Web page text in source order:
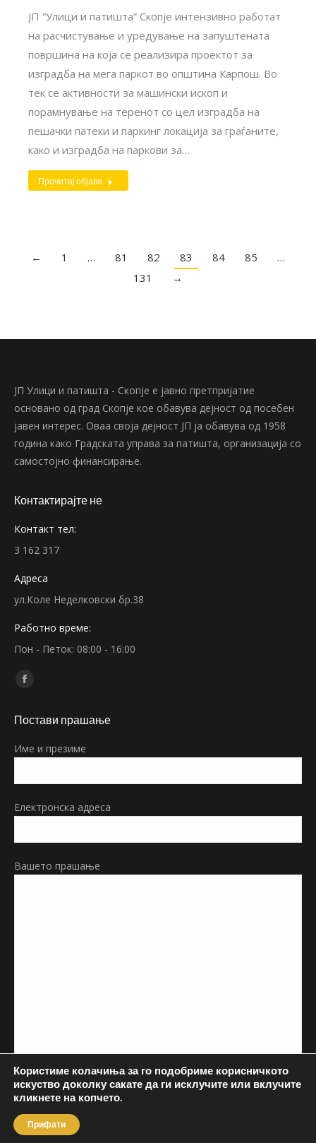
ЈП “Улици и патишта” Скопје интензивно работат
на расчистување и уредување на запуштената
површина на која се реализира проектот за
изградба на мега паркот во општина Карпош. Во
тек се активности за машински ископ и
порамнување на теренот со цел изградба на
пешачки патеки и паркинг локација за граѓаните,
како и изградба на паркови за…
Прочитај објава
← 1 … 81 82 83 84 85
…
131
→
ЈП Улици и патишта - Скопје е јавно претпријатие
основано од град Скопје кое обавува дејност од посебен
јавен интерес. Оваа своја дејност ЈП ја обавува од 1958
година како Градската управа за патишта, организација со
самостојно финансирање.
Контактирајте не
Контакт тел:
3 162 317
Адреса
ул.Коле Неделковски бр.38
Работно време:
Пон - Петок: 08:00 - 16:00
Find us on:
Facebook
opens
new
Постави прашање
Име и презиме
Електронска адреса
Вашето прашање
Користиме колачиња за го подобриме корисничкото
искуство доколку сакате да ги исклучите или вклучите
кликнете на копчето.
Прифати